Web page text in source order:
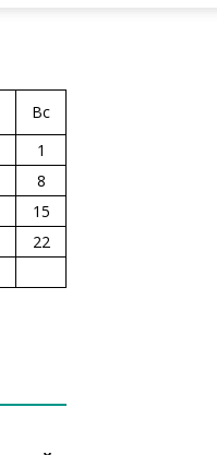
Вс
1
8
15
22